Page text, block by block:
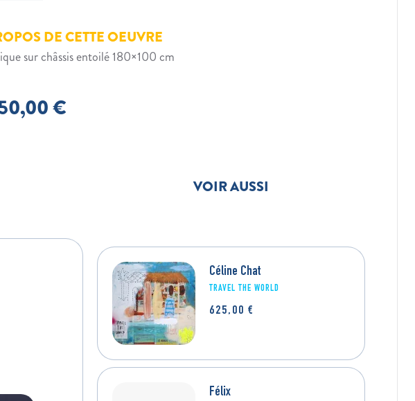
DE CETTE OEUVRE
sur châssis entoilé 180×100 cm
€
VOIR AUSSI
ALICE ANNE AUGUSTIN
Céline Chat
TRAVEL THE WORLD
625,00€
Félix